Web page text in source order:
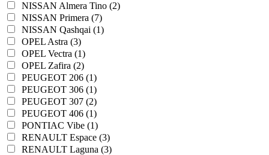
NISSAN Almera Tino (2)
NISSAN Primera (7)
NISSAN Qashqai (1)
OPEL Astra (3)
OPEL Vectra (1)
OPEL Zafira (2)
PEUGEOT 206 (1)
PEUGEOT 306 (1)
PEUGEOT 307 (2)
PEUGEOT 406 (1)
PONTIAC Vibe (1)
RENAULT Espace (3)
RENAULT Laguna (3)